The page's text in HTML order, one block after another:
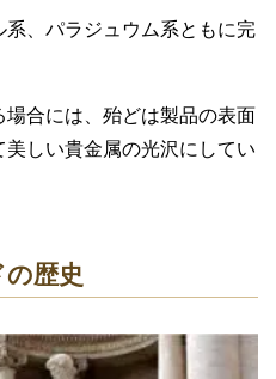
、パラジュウム系ともに完
合には、殆どは製品の表面
しい貴金属の光沢にしてい
歴史